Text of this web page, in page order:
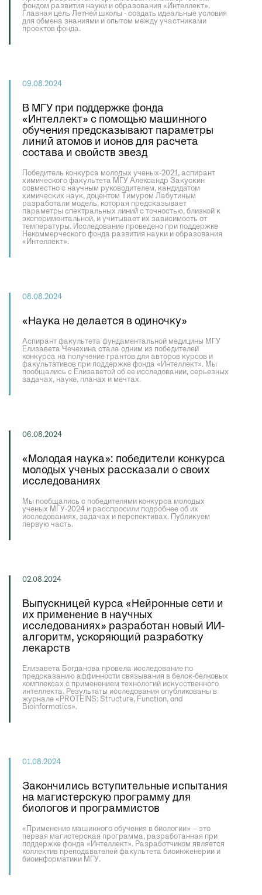
фондом развития науки и образования «Интеллект».
Главная цель Летней школы - создать идеальные условия
для обмена знаниями и опытом между участниками
проектов фонда.
09.08.2024
В МГУ при поддержке фонда
«Интеллект» с помощью машинного
обучения предсказывают параметры
линий атомов и ионов для расчета
состава и свойств звезд
Победитель конкурса молодых ученых-2021, аспирант
химического факультета МГУ Александр Закускин
совместно с научным руководителем, кандидатом
химических наук, доцентом Тимуром Лабутиным
разработали модель, которая предсказывает
параметры спектральных линий с точностью, близкой к
экспериментальной, и учитывает их зависимость от
температуры. Исследование проведено при поддержке
Некоммерческого фонда развития науки и образования
«Интеллект».
08.08.2024
«Наука не делается в одиночку»
Аспирант факультета фундаментальной медицины МГУ
Елизавета Чечехина стала одним из победителей
конкурса на получение грантов для авторов курсов и
факультативов при поддержке фонда «Интеллект». Мы
пообщались с Елизаветой об ее исследовании, серьезных
задачах, науке, планах и мечтах.
06.08.2024
«Молодая наука»: победители конкурса
молодых ученых рассказали о своих
исследованиях
Мы пообщались с победителями конкурса молодых
ученых МГУ-2024 и расспросили подробнее об их
исследованиях, задачах и перспективах. Публикуем
первую часть.
02.08.2024
Выпускницей курса «Нейронные сети и
их применение в научных
исследованиях» разработан новый ИИ-
алгоритм, ускоряющий разработку
лекарств
Елизавета Богданова провела исследование по
предсказанию аффинности связывания в белок-белковых
комплексах с применением технологий искусственного
интеллекта. Результаты исследования опубликованы в
журнале «PROTEINS: Structure, Function, and
Bioinformatics».
01.08.2024
Закончились вступительные испытания
на магистерскую программу для
биологов и программистов
«Применение машинного обучения в биологии» – это
первая магистерская программа, разработанная при
поддержке фонда «Интеллект». Разработчиком является
коллектив преподавателей факультета биоинженерии и
биоинформатики МГУ.